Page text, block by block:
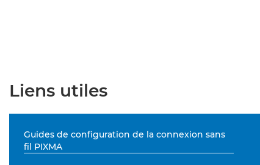
Liens utiles
Guides de configuration de la connexion sans
fil PIXMA